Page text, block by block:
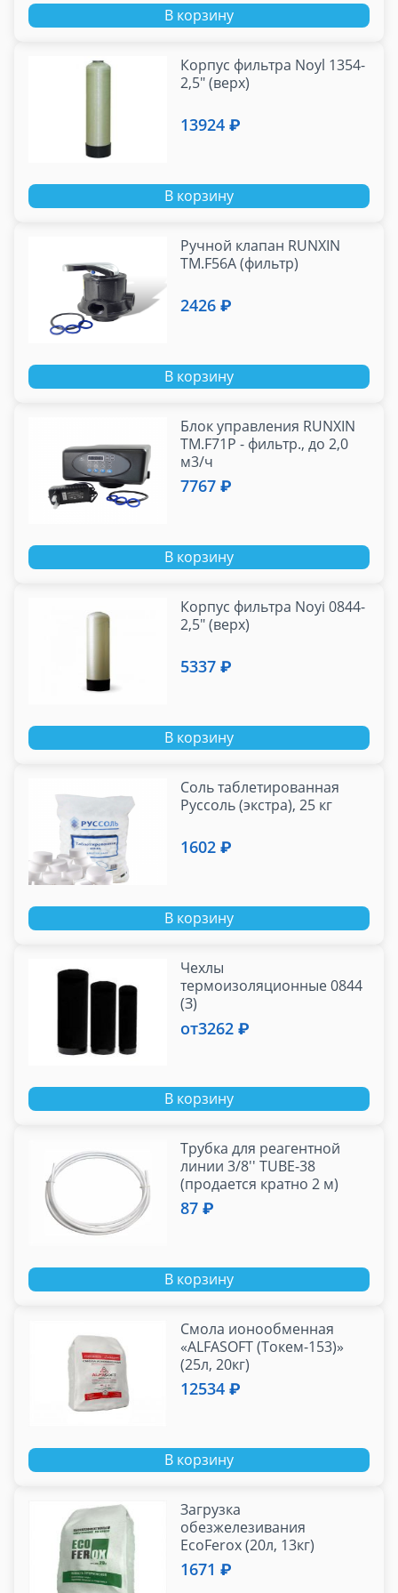
В корзину
Корпус фильтра Noyl 1354-
2,5" (верх)
13924 ₽
В корзину
Ручной клапан RUNXIN
TM.F56A (фильтр)
2426 ₽
В корзину
Блок управления RUNXIN
TM.F71P - фильтр., до 2,0
м3/ч
7767 ₽
В корзину
Корпус фильтра Noyi 0844-
2,5" (верх)
5337 ₽
В корзину
Соль таблетированная
Руссоль (экстра), 25 кг
1602 ₽
В корзину
Чехлы
термоизоляционные 0844
(З)
от3262 ₽
В корзину
Трубка для реагентной
линии 3/8'' TUBE-38
(продается кратно 2 м)
87 ₽
В корзину
Смола ионообменная
«ALFASOFT (Токем-153)»
(25л, 20кг)
12534 ₽
В корзину
Загрузка
обезжелезивания
EcoFerox (20л, 13кг)
1671 ₽